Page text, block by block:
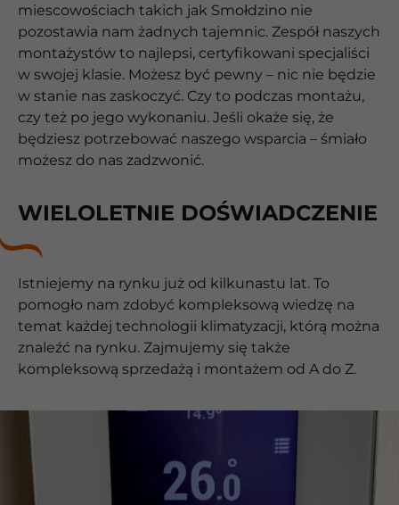
miescowościach takich jak Smołdzino nie
pozostawia nam żadnych tajemnic. Zespół naszych
montażystów to najlepsi, certyfikowani specjaliści
w swojej klasie. Możesz być pewny – nic nie będzie
w stanie nas zaskoczyć. Czy to podczas montażu,
czy też po jego wykonaniu. Jeśli okaże się, że
będziesz potrzebować naszego wsparcia – śmiało
możesz do nas zadzwonić.
WIELOLETNIE DOŚWIADCZENIE
Istniejemy na rynku już od kilkunastu lat. To
pomogło nam zdobyć kompleksową wiedzę na
temat każdej technologii klimatyzacji, którą można
znaleźć na rynku. Zajmujemy się także
kompleksową sprzedażą i montażem od A do Z.